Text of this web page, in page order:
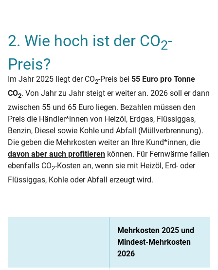
2. Wie hoch ist der CO2-
Preis?
Im Jahr 2025 liegt der CO2-Preis bei 55 Euro pro Tonne
CO2. Von Jahr zu Jahr steigt er weiter an. 2026 soll er dann
zwischen 55 und 65 Euro liegen. Bezahlen müssen den
Preis die Händler*innen von Heizöl, Erdgas, Flüssiggas,
Benzin, Diesel sowie Kohle und Abfall (Müllverbrennung).
Die geben die Mehrkosten weiter an Ihre Kund*innen, die
davon aber auch profitieren können. Für Fernwärme fallen
ebenfalls CO2-Kosten an, wenn sie mit Heizöl, Erd- oder
Flüssiggas, Kohle oder Abfall erzeugt wird.
Mehrkosten 2025 und
Mindest-Mehrkosten
2026